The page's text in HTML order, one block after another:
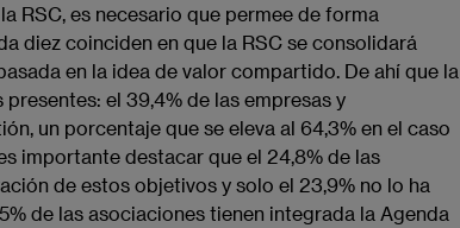
RSC, es necesario que permee de forma
diez coinciden en que la RSC se consolidará
en la idea de valor compartido​. De ahí que la
el 39,4% de las empresas y
un porcentaje que se eleva al 64,3% en el caso
importante destacar que el 24,8% de las
de estos objetivos y solo el 23,9% no lo ha
de las asociaciones tienen integrada la Agenda